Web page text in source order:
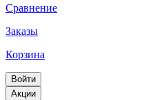
Сравнение
Заказы
Корзина
Войти
Акции